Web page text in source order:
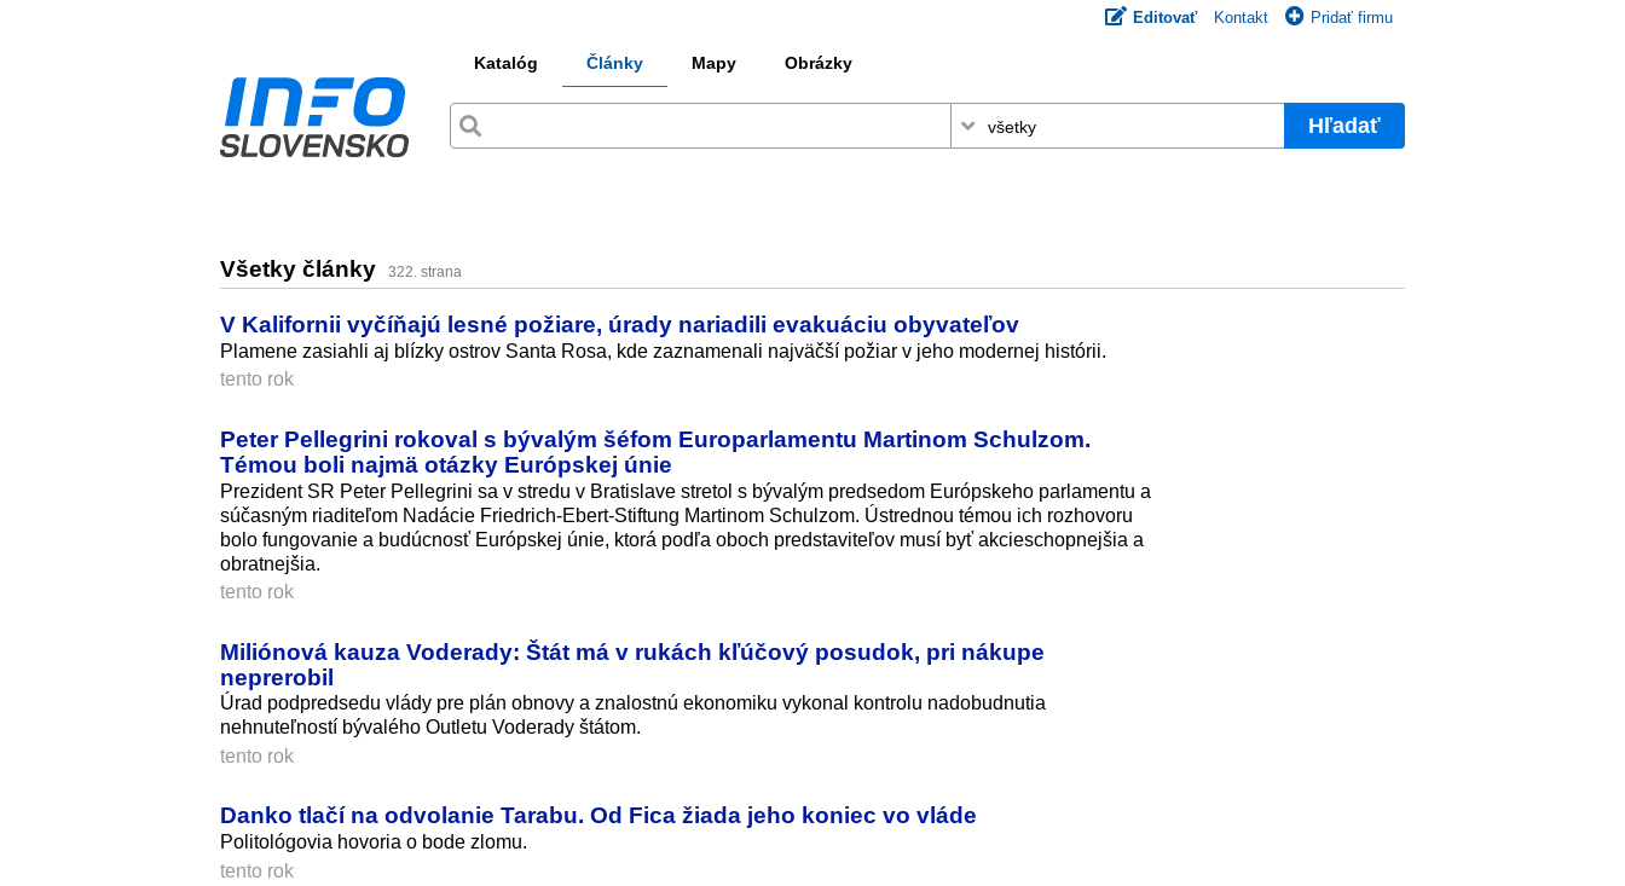
Editovať Kontakt Pridať firmu
Katalóg Články Mapy Obrázky
Hľadať
Všetky články 322. strana
V Kalifornii vyčíňajú lesné požiare, úrady nariadili evakuáciu obyvateľov
Plamene zasiahli aj blízky ostrov Santa Rosa, kde zaznamenali najväčší požiar v jeho modernej histórii.
tento rok
Peter Pellegrini rokoval s bývalým šéfom Europarlamentu Martinom Schulzom.
Témou boli najmä otázky Európskej únie
Prezident SR Peter Pellegrini sa v stredu v Bratislave stretol s bývalým predsedom Európskeho parlamentu a
súčasným riaditeľom Nadácie Friedrich-Ebert-Stiftung Martinom Schulzom. Ústrednou témou ich rozhovoru
bolo fungovanie a budúcnosť Európskej únie, ktorá podľa oboch predstaviteľov musí byť akcieschopnejšia a
obratnejšia.
tento rok
Miliónová kauza Voderady: Štát má v rukách kľúčový posudok, pri nákupe
neprerobil
Úrad podpredsedu vlády pre plán obnovy a znalostnú ekonomiku vykonal kontrolu nadobudnutia
nehnuteľností bývalého Outletu Voderady štátom.
tento rok
Danko tlačí na odvolanie Tarabu. Od Fica žiada jeho koniec vo vláde
Politológovia hovoria o bode zlomu.
tento rok